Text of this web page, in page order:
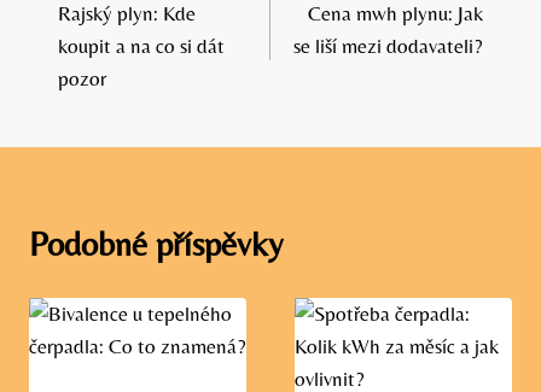
pro
příspěvek
Rajský plyn: Kde
koupit a na co si dát
pozor
Cena mwh plynu: Jak
se liší mezi dodavateli?
Podobné příspěvky